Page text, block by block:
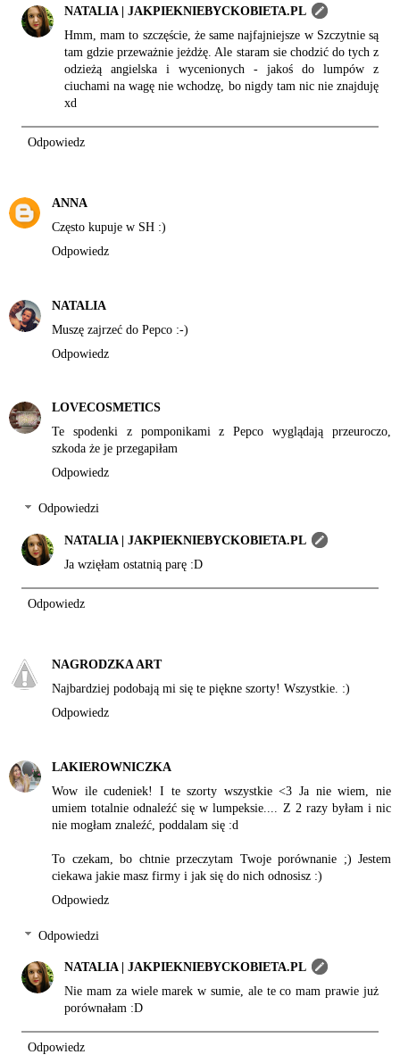
NATALIA | JAKPIEKNIEBYCKOBIETA.PL
Hmm, mam to szczęście, że same najfajniejsze w Szczytnie są
tam gdzie przeważnie jeżdżę. Ale staram sie chodzić do tych z
odzieżą angielska i wycenionych - jakoś do lumpów z
ciuchami na wagę nie wchodzę, bo nigdy tam nic nie znajduję
xd
Odpowiedz
ANNA
Często kupuje w SH :)
Odpowiedz
NATALIA
Muszę zajrzeć do Pepco :-)
Odpowiedz
LOVECOSMETICS
Te spodenki z pomponikami z Pepco wyglądają przeuroczo,
szkoda że je przegapiłam
Odpowiedz
Odpowiedzi
NATALIA | JAKPIEKNIEBYCKOBIETA.PL
Ja wzięłam ostatnią parę :D
Odpowiedz
NAGRODZKA ART
Najbardziej podobają mi się te piękne szorty! Wszystkie. :)
Odpowiedz
LAKIEROWNICZKA
Wow ile cudeniek! I te szorty wszystkie <3 Ja nie wiem, nie
umiem totalnie odnaleźć się w lumpeksie.... Z 2 razy byłam i nic
nie mogłam znaleźć, poddalam się :d
To czekam, bo chtnie przeczytam Twoje porównanie ;) Jestem
ciekawa jakie masz firmy i jak się do nich odnosisz :)
Odpowiedz
Odpowiedzi
NATALIA | JAKPIEKNIEBYCKOBIETA.PL
Nie mam za wiele marek w sumie, ale te co mam prawie już
porównałam :D
Odpowiedz